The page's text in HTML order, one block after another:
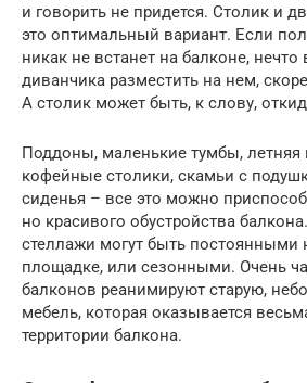
и говорить не придется. Столик и
это оптимальный вариант. Если
никак не встанет на балконе,
диванчика разместить на нем,
А столик может быть, к слову,
Поддоны, маленькие тумбы, летняя
кофейные столики, скамьи с
сиденья – все это можно
но красивого обустройства
стеллажи могут быть постоянными
площадке, или сезонными. Очень
балконов реанимируют старую,
мебель, которая оказывается
территории балкона.